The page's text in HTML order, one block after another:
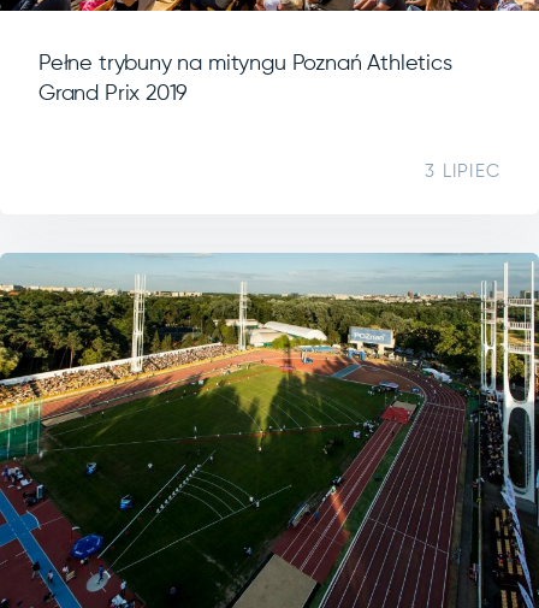
Pełne trybuny na mityngu Poznań Athletics
Grand Prix 2019
3 LIPIEC